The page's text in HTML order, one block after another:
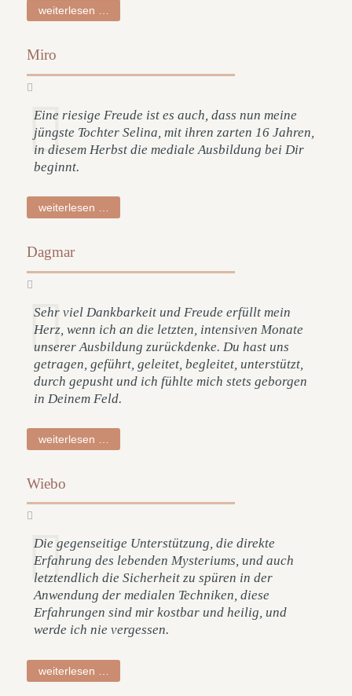
weiterlesen …
Miro
Eine riesige Freude ist es auch, dass nun meine
jüngste Tochter Selina, mit ihren zarten 16 Jahren,
in diesem Herbst die mediale Ausbildung bei Dir
beginnt.
weiterlesen …
Dagmar
Sehr viel Dankbarkeit und Freude erfüllt mein
Herz, wenn ich an die letzten, intensiven Monate
unserer Ausbildung zurückdenke. Du hast uns
getragen, geführt, geleitet, begleitet, unterstützt,
durch gepusht und ich fühlte mich stets geborgen
in Deinem Feld.
weiterlesen …
Wiebo
Die gegenseitige Unterstützung, die direkte
Erfahrung des lebenden Mysteriums, und auch
letztendlich die Sicherheit zu spüren in der
Anwendung der medialen Techniken, diese
Erfahrungen sind mir kostbar und heilig, und
werde ich nie vergessen.
weiterlesen …